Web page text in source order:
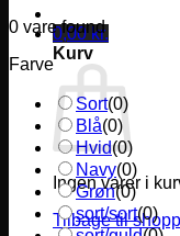
0,00 kr.
Kurv
Ingen varer i
Tilbage til
0 vare found
Farve
Sort(0)
Blå(0)
Hvid(0)
Navy(0)
Grøn(0)
sort/sort(0)